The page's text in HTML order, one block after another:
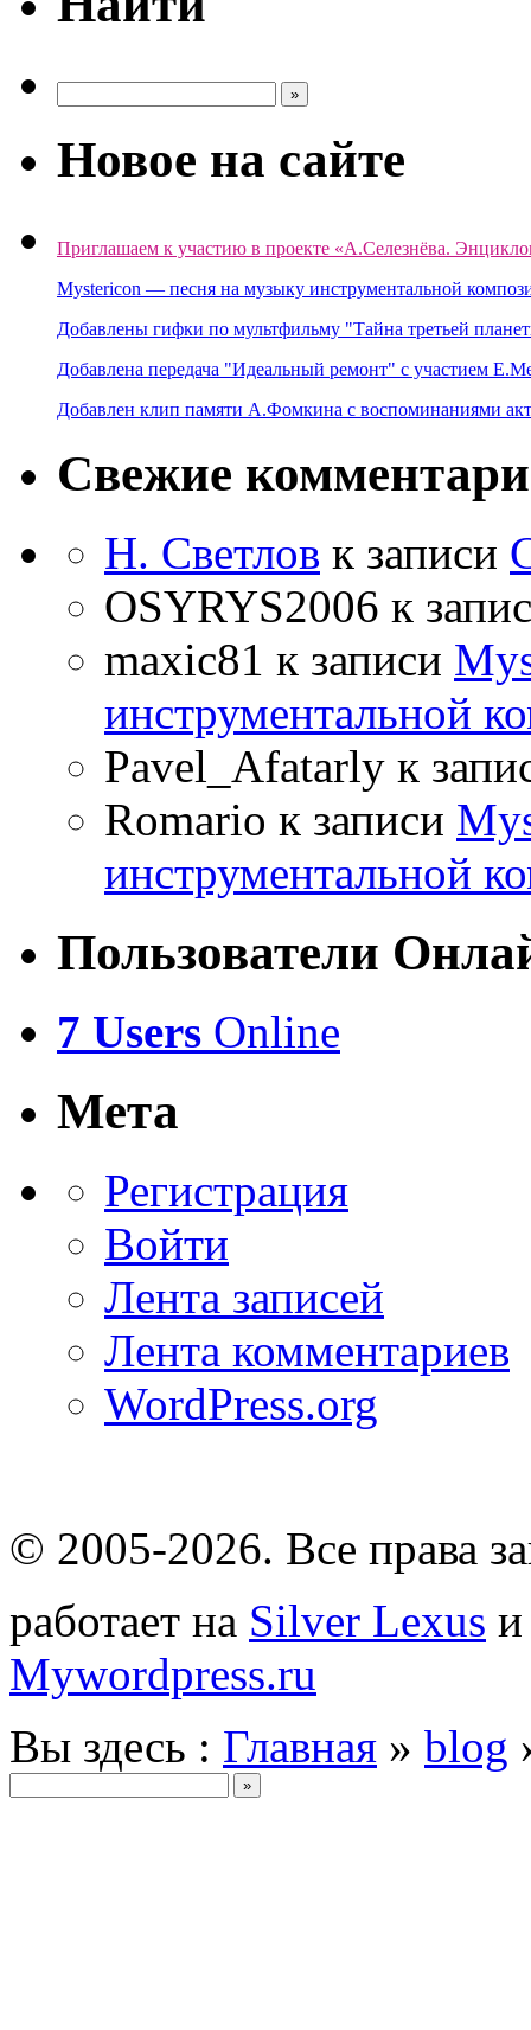
Новое на сайте
Приглашаем к участию в проекте «А.Селезнёва.
Mystericon — песня на музыку инструментальной
Добавлены гифки по мультфильму "Тайна третьей
Добавлена передача "Идеальный ремонт" с участием
Добавлен клип памяти А.Фомкина с воспоминаниями
Свежие
Н. Светлов к записи
OSYRYS2006 к
maxic81 к записи
инструментальной
Pavel_Afatarly к
Romario к записи
инструментальной
Пользователи
7 Users Online
Мета
Регистрация
Войти
Лента записей
Лента комментариев
WordPress.org
© 2005-2026. Все права
работает на Silver Lexus
Mywordpress.ru
Вы здесь : Главная » blog